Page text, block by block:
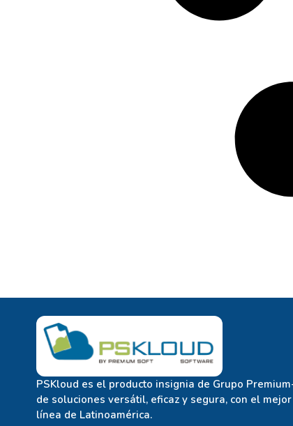
PSKloud es el producto insignia de Grupo
de soluciones versátil, eficaz y segura, con el
línea de Latinoamérica.